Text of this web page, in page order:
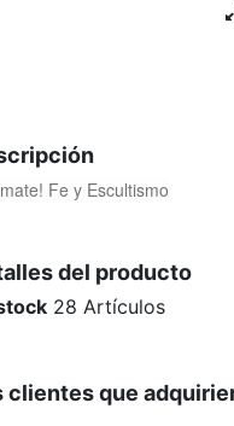
Fe y Escultismo
del producto
28 Artículos
clientes que